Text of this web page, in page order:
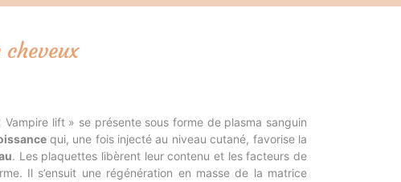
lift » se présente sous forme de plasma sanguin
qui, une fois injecté au niveau cutané, favorise la
. Les plaquettes libèrent leur contenu et les facteurs de
Il s’ensuit une régénération en masse de la matrice